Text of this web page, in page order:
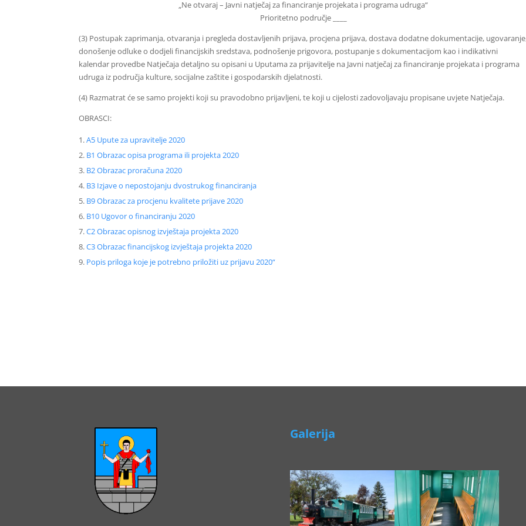
„Ne otvaraj – Javni natječaj za financiranje projekata i programa udruga“
Prioritetno područje ____
(3) Postupak zaprimanja, otvaranja i pregleda dostavljenih prijava, procjena prijava, dostava dodatne dokumentacije,
donošenje odluke o dodjeli financijskih sredstava, podnošenje prigovora, postupanje s dokumentacijom kao i indikativni
kalendar provedbe Natječaja detaljno su opisani u Uputama za prijavitelje na Javni natječaj za financiranje projekata i programa
udruga iz područja kulture, socijalne zaštite i gospodarskih djelatnosti.
(4) Razmatrat će se samo projekti koji su pravodobno prijavljeni, te koji u cijelosti zadovoljavaju propisane uvjete Natječaja.
OBRASCI:
A5 Upute za upravitelje 2020
B1 Obrazac opisa programa ili projekta 2020
B2 Obrazac proračuna 2020
B3 Izjave o nepostojanju dvostrukog financiranja
B9 Obrazac za procjenu kvalitete prijave 2020
B10 Ugovor o financiranju 2020
C2 Obrazac opisnog izvještaja projekta 2020
C3 Obrazac financijskog izvještaja projekta 2020
Popis priloga koje je potrebno priložiti uz prijavu 2020“
Galerija